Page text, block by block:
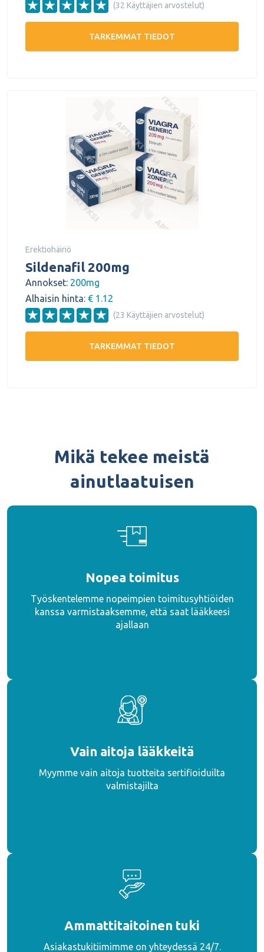
(32 Käyttäjien arvostelut)
TARKEMMAT TIEDOT
Erektiohäiriö
Sildenafil 200mg
Annokset: 200mg
Alhaisin hinta: € 1.12
(23 Käyttäjien arvostelut)
TARKEMMAT TIEDOT
Mikä tekee meistä
ainutlaatuisen
Nopea toimitus
Työskentelemme nopeimpien toimitusyhtiöiden
kanssa varmistaaksemme, että saat lääkkeesi
ajallaan
Vain aitoja lääkkeitä
Myymme vain aitoja tuotteita sertifioiduilta
valmistajilta
Ammattitaitoinen tuki
Asiakastukitiimimme on yhteydessä 24/7.